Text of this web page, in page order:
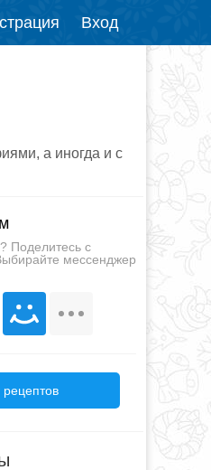
Вход
а иногда и с
Поделитесь с
мессенджер
рецептов